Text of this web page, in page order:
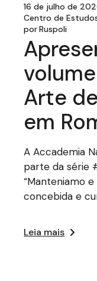
16 de julho de
Centro de
porRuspoli
Arte
em
A Accademia
parte da série
“Manteniamo
concebida e
Leia mais